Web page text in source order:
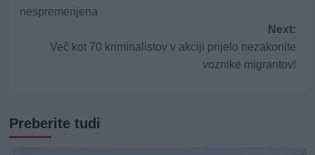
nespremenjena
Next:
Več kot 70 kriminalistov v akciji prijelo nezakonite
voznike migrantov!
Preberite tudi